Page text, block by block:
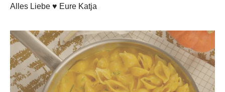
Alles Liebe ♥ Eure Katja